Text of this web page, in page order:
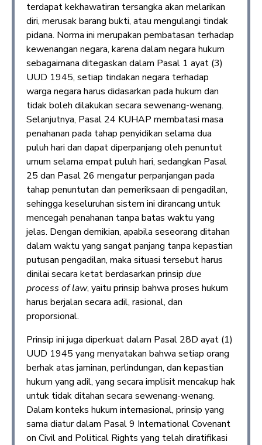
terdapat kekhawatiran tersangka akan melarikan
diri, merusak barang bukti, atau mengulangi tindak
pidana. Norma ini merupakan pembatasan terhadap
kewenangan negara, karena dalam negara hukum
sebagaimana ditegaskan dalam Pasal 1 ayat (3)
UUD 1945, setiap tindakan negara terhadap
warga negara harus didasarkan pada hukum dan
tidak boleh dilakukan secara sewenang-wenang.
Selanjutnya, Pasal 24 KUHAP membatasi masa
penahanan pada tahap penyidikan selama dua
puluh hari dan dapat diperpanjang oleh penuntut
umum selama empat puluh hari, sedangkan Pasal
25 dan Pasal 26 mengatur perpanjangan pada
tahap penuntutan dan pemeriksaan di pengadilan,
sehingga keseluruhan sistem ini dirancang untuk
mencegah penahanan tanpa batas waktu yang
jelas. Dengan demikian, apabila seseorang ditahan
dalam waktu yang sangat panjang tanpa kepastian
putusan pengadilan, maka situasi tersebut harus
dinilai secara ketat berdasarkan prinsip due
process of law, yaitu prinsip bahwa proses hukum
harus berjalan secara adil, rasional, dan
proporsional.
Prinsip ini juga diperkuat dalam Pasal 28D ayat (1)
UUD 1945 yang menyatakan bahwa setiap orang
berhak atas jaminan, perlindungan, dan kepastian
hukum yang adil, yang secara implisit mencakup hak
untuk tidak ditahan secara sewenang-wenang.
Dalam konteks hukum internasional, prinsip yang
sama diatur dalam Pasal 9 International Covenant
on Civil and Political Rights yang telah diratifikasi